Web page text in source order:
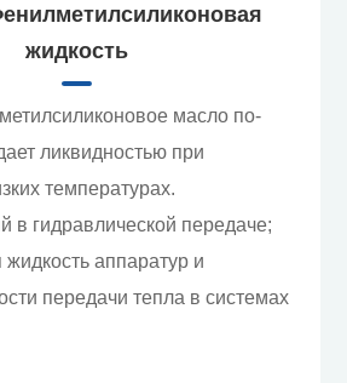
жидкость
масло по-
ликвидностью при
температурах.
в гидравлической передаче;
аппаратур и
передачи тепла в системах